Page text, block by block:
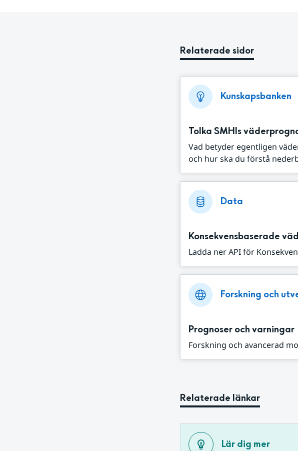
Relaterade sidor
Kunskapsbanken
Tolka SMHIs
Vad betyder egentligen
och hur ska du förstå
Data
Konsekvensbaserade
Ladda ner API för
Forskning och
Prognoser och varningar
Forskning och avancerad
Relaterade länkar
Lär dig mer